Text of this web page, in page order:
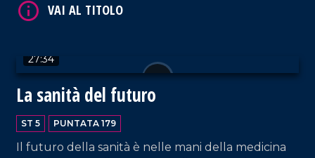
materiale atto a produrre armi per Israele.
27:34
La sanità del futuro
ST 5 PUNTATA 179
Il futuro della sanità è nelle mani della medicina
VAI AL TITOLO